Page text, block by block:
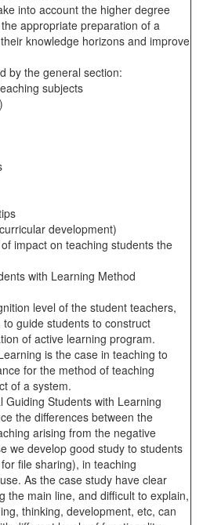
into account the higher degree
appropriate preparation of a
knowledge horizons and improve
the general section:
subjects
development)
impact on teaching students the
with Learning Method
level of the student teachers,
guide students to construct
of active learning program.
is the case in teaching to
for the method of teaching
of a system.
Students with Learning
the differences between the
arising from the negative
we develop good study to students
file sharing), in teaching
As the case study have clear
the main line, and difficult to explain,
thinking, development, etc, can